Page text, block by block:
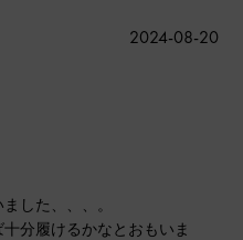
した、、、。
分履けるかなとおもいま
公
2024-08-20